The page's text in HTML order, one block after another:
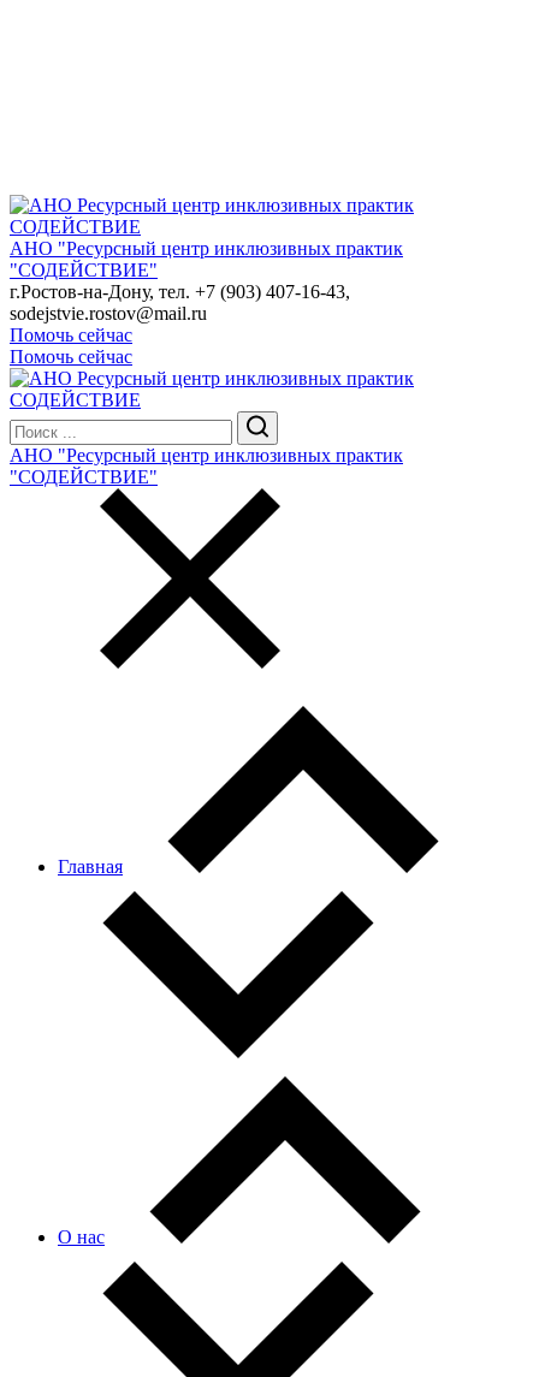
АНО "Ресурсный центр инклюзивных практик
"СОДЕЙСТВИЕ"
г.Ростов-на-Дону, тел. +7 (903) 407-16-43,
sodejstvie.rostov@mail.ru
Помочь сейчас
Помочь сейчас
АНО "Ресурсный центр инклюзивных практик
"СОДЕЙСТВИЕ"
Главная
О нас